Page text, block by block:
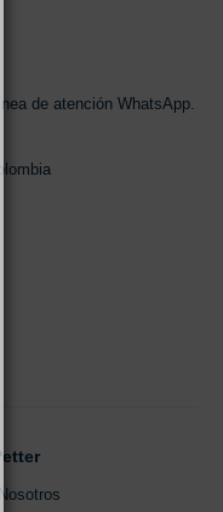
de atención WhatsApp.